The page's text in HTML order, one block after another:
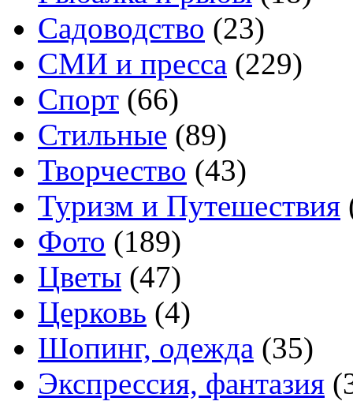
Садоводство (23)
СМИ и пресса (229)
Спорт (66)
Стильные (89)
Творчество (43)
Туризм и Путешествия
Фото (189)
Цветы (47)
Церковь (4)
Шопинг, одежда (35)
Экспрессия, фантазия